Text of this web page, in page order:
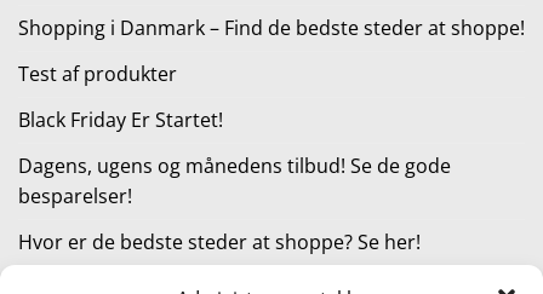
Shopping i Danmark – Find de bedste steder at shoppe!
Test af produkter
Black Friday Er Startet!
Dagens, ugens og månedens tilbud! Se de gode
besparelser!
Hvor er de bedste steder at shoppe? Se her!